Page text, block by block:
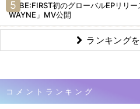
BE:FIRST初のグローバルEPリリー
WAYNE」MV公開
ランキング
コメントランキング